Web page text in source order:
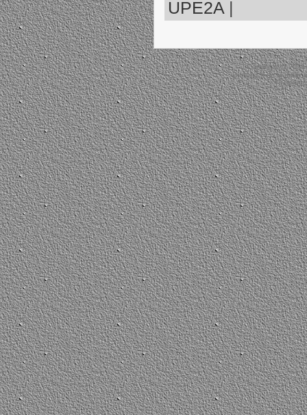
UPE2A|
Copyright © 2026
Directrice de la